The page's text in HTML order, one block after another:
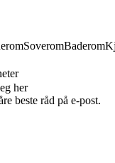
SoveromBaderom
her
beste råd på e-post.